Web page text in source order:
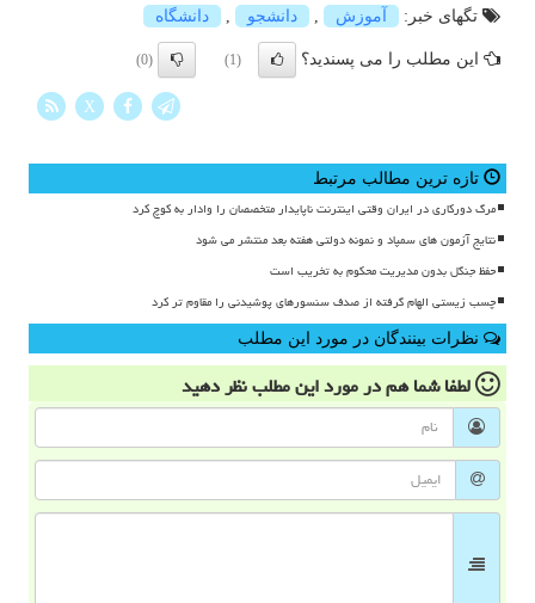
تگهای خبر:
آموزش دانشجو دانشگاه
این مطلب را می پسندید؟ (1)
(0)
X
تازه ترین مطالب مرتبط
مرگ دورکاری در ایران وقتی اینترنت ناپایدار متخصصان را وادار به کوچ کرد
نتایج آزمون های سمپاد و نمونه دولتی هفته بعد منتشر می شود
حفظ جنگل بدون مدیریت محکوم به تخریب است
چسب زیستی الهام گرفته از صدف سنسورهای پوشیدنی را مقاوم تر کرد
نظرات بینندگان در مورد این مطلب
لطفا شما همدر مورد این مطلبنظر دهید